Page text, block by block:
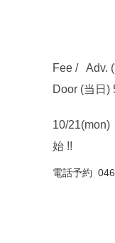
Fee / Adv.
Door (当日)
10/21(mon)
始 !!
電話予約